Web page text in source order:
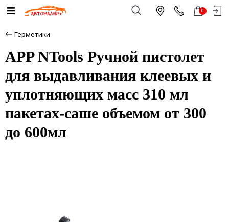
0
Герметики
APP NTools Ручной пистолет
для выдавливания клеевых и
уплотняющих масс 310 мл
пакетах-саше объемом от 300
до 600мл